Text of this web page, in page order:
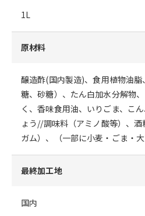
1L
原材料
醸造酢(国内製造)、食用植物油
糖、砂糖）、たん白加水分解物
く、香味食用油、いりごま、こ
ょう//調味料（アミノ酸等）、
ガム）、（一部に小麦・ごま・
最終加工地
国内